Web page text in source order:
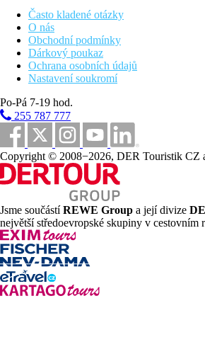
45 km
Vzdálenost od nejbližšího letiště
3,8 km
Golfové hřiště
300 m
Vlakové nádraží
0 m
Centrum města
19 km
Jezero
Bazény
Bazén s možností vyhřívání
Fotogalerie
Často kladené otázky
O nás
Obchodní podmínky
Dárkový poukaz
Ochrana osobních údajů
Nastavení soukromí
Po-Pá 7-19 hod.
255 787 777
Copyright © 2008−2026, DER Touristik CZ
Jsme součástíREWE Group a její divize
největší středoevropské skupiny v cestovním